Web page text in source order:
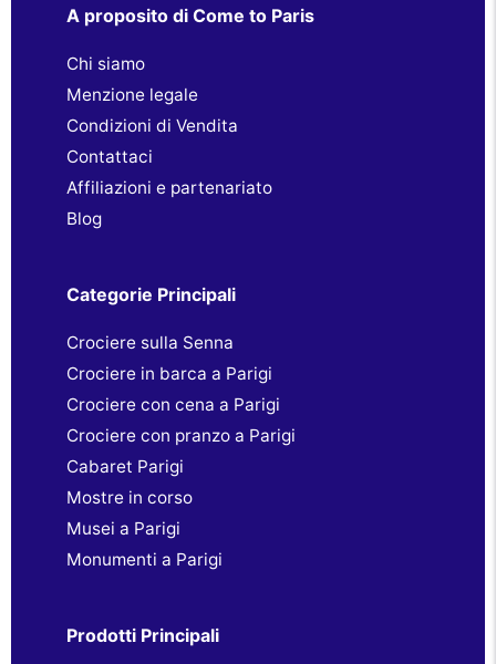
A proposito di Come to Paris
Chi siamo
Menzione legale
Condizioni di Vendita
Contattaci
Affiliazioni e partenariato
Blog
Categorie Principali
Crociere sulla Senna
Crociere in barca a Parigi
Crociere con cena a Parigi
Crociere con pranzo a Parigi
Cabaret Parigi
Mostre in corso
Musei a Parigi
Monumenti a Parigi
Prodotti Principali